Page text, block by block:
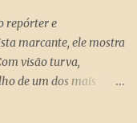
repórter e
marcante, ele mostra
visão turva,
de um dos mais